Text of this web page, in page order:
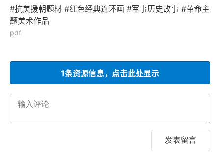
#抗美援朝题材 #红色经典连环画 #军事历史故事 #革命主
题美术作品
pdf
1条资源信息，点击此处显示
发表留言